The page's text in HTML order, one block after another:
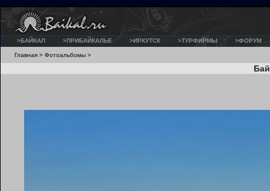
>БАЙКАЛ >ПРИБАЙКАЛЬЕ >ИРКУТСК >ТУРФИРМЫ >ФОРУМ
Главная > Фотоальбомы >